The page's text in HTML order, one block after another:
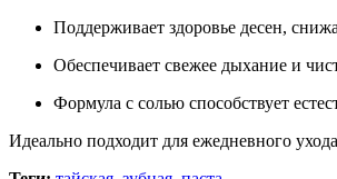
Поддерживает здоровье десен,
Обеспечивает свежее дыхание и
Формула с солью способствует
Идеально подходит для ежедневного